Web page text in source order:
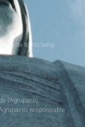
de Miralcamp
l’Agrupació,
responsable